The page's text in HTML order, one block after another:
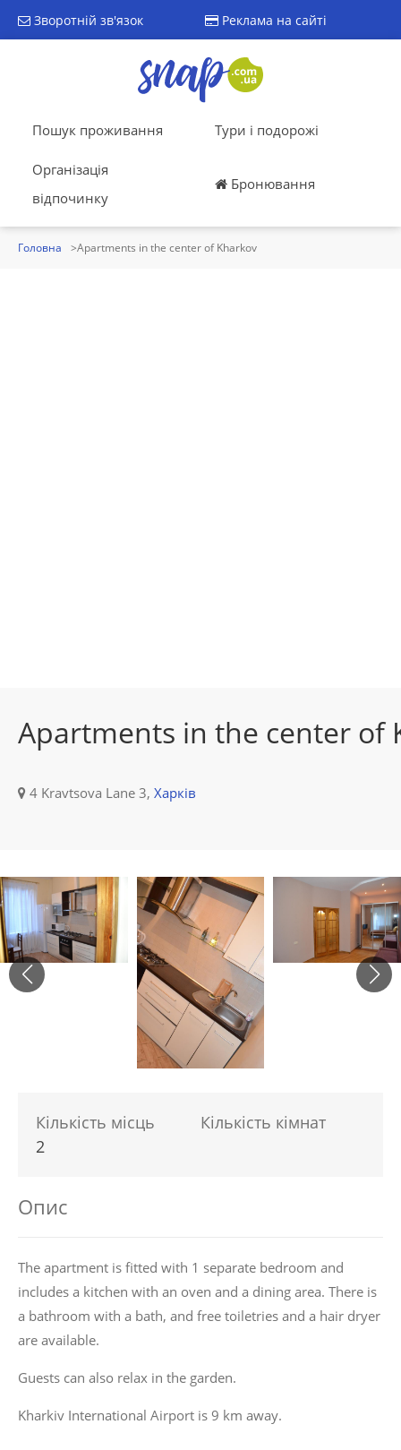
Зворотній зв'язок Реклама на сайті
Пошук проживання Тури і подорожі
Організація
відпочинку
Бронювання
Головна Apartments in the center of Kharkov
Apartments in the center of
4 Kravtsova Lane 3, Харків
Кількість місць
2
Кількість кімнат
Опис
The apartment is fitted with 1 separate bedroom and
includes a kitchen with an oven and a dining area. There is
a bathroom with a bath, and free toiletries and a hair dryer
are available.
Guests can also relax in the garden.
Kharkiv International Airport is 9 km away.